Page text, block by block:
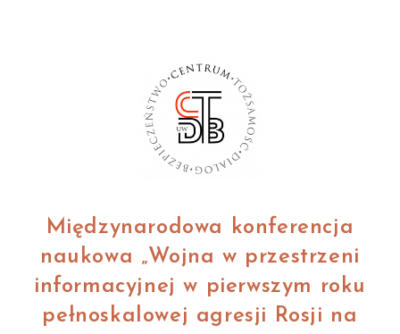
Międzynarodowa konferencja
naukowa „Wojna w przestrzeni
informacyjnej w pierwszym roku
pełnoskalowej agresji Rosji na